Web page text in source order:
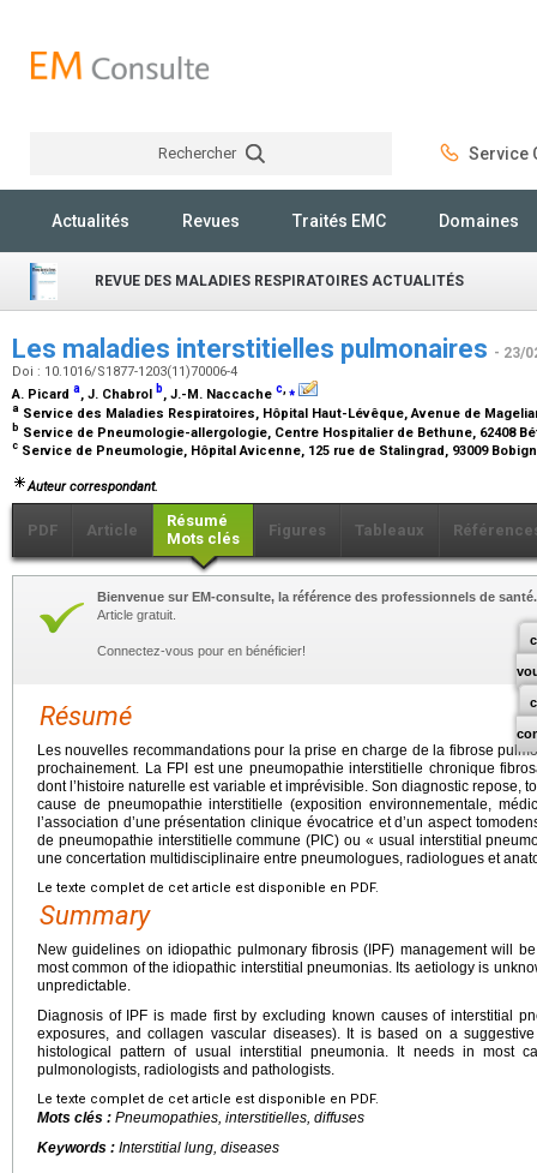
Rechercher Service
Actualités Revues Traités EMC Domaines
REVUE DES MALADIES RESPIRATOIRES ACTUALITÉS
Les maladies interstitielles pulmonaires - 23/
Doi : 10.1016/S1877-1203(11)70006-4
A. Picard a, J. Chabrol b, J.-M. Naccache c,⁎
a Service des Maladies Respiratoires, Hôpital Haut-Lévêque, Avenue de
b Service de Pneumologie-allergologie, Centre Hospitalier de Bethune, 62408
c Service de Pneumologie, Hôpital Avicenne, 125 rue de Stalingrad, 93009
Auteur correspondant.
PDF Article
Résumé
Mots clés
Figures Tableaux
Bienvenue sur EM-consulte, la référence des professionnels de santé.
Article gratuit.
Connectez-vous pour en bénéficier!
Résumé
Les nouvelles recommandations pour la prise en charge de la fibrose
prochainement. La FPI est une pneumopathie interstitielle chronique
dont l’histoire naturelle est variable et imprévisible. Son diagnostic repose,
cause de pneumopathie interstitielle (exposition environnementale,
l’association d’une présentation clinique évocatrice et d’un aspect
de pneumopathie interstitielle commune (PIC) ou « usual interstitial
une concertation multidisciplinaire entre pneumologues, radiologues et
Le texte complet de cet article est disponible en PDF.
Summary
New guidelines on idiopathic pulmonary fibrosis (IPF) management will
most common of the idiopathic interstitial pneumonias. Its aetiology is
unpredictable.
Diagnosis of IPF is made first by excluding known causes of interstitial
exposures, and collagen vascular diseases). It is based on a
histological pattern of usual interstitial pneumonia. It needs in most
pulmonologists, radiologists and pathologists.
Le texte complet de cet article est disponible en PDF.
Mots clés : Pneumopathies, interstitielles, diffuses
Keywords : Interstitial lung, diseases